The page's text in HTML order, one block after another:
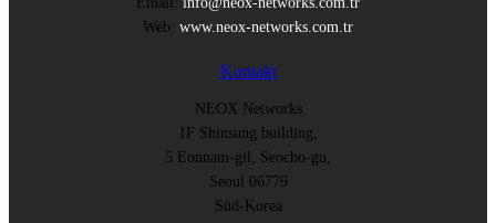
Web: www.neox-networks.com.tr
Kontakt
NEOX Networks
1F Shinsung building,
5 Eonnam-gil, Seocho-gu,
Seoul 06779
Süd-Korea